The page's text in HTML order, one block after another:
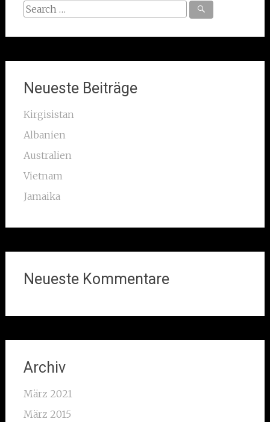
Search
Neueste Beiträge
Kirgisistan
Albanien
Australien
Vietnam
Jamaika
Neueste Kommentare
Archiv
März 2021
März 2015